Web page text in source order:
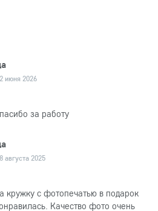
июня 2026
за работу
августа 2025
кружку с фотопечатью в подарок
Качество фото очень